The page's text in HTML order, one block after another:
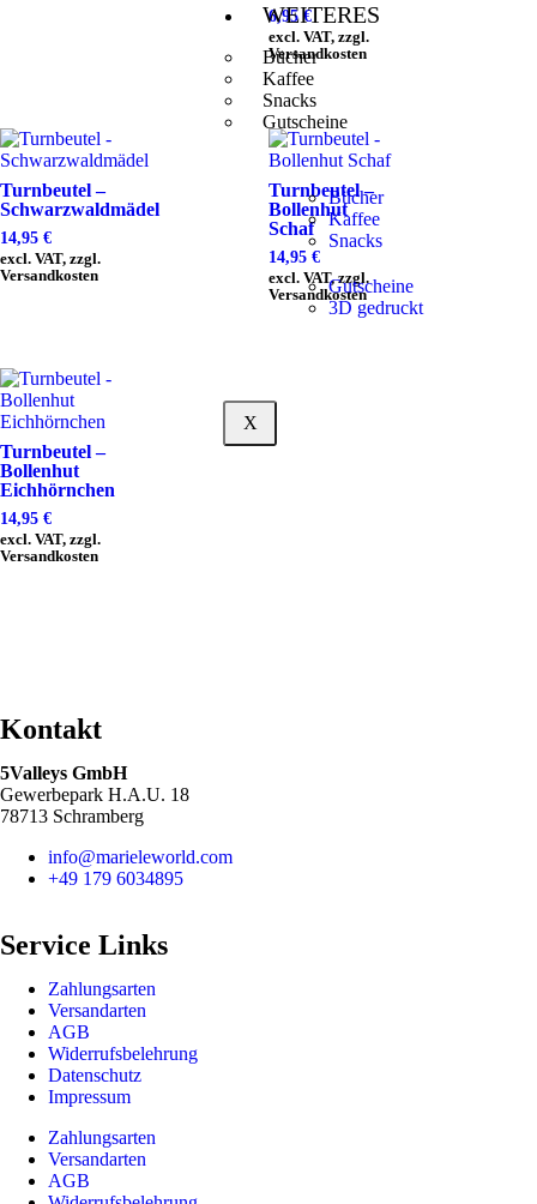
WEITERES
Bücher
Kaffee
Snacks
Gutscheine
Bücher
Kaffee
Snacks
Gutscheine
3D gedruckt
X
6,95 €
excl. VAT, zzgl.
Versandkosten
Turnbeutel –
Schwarzwaldmädel
14,95 €
excl. VAT, zzgl.
Versandkosten
Turnbeutel –
Bollenhut
Schaf
14,95 €
excl. VAT, zzgl.
Versandkosten
Turnbeutel –
Bollenhut
Eichhörnchen
14,95 €
excl. VAT, zzgl.
Versandkosten
Kontakt
5Valleys GmbH
Gewerbepark H.A.U. 18
78713 Schramberg
info@marieleworld.com
+49 179 6034895
Service Links
Zahlungsarten
Versandarten
AGB
Widerrufsbelehrung
Datenschutz
Impressum
Zahlungsarten
Versandarten
AGB